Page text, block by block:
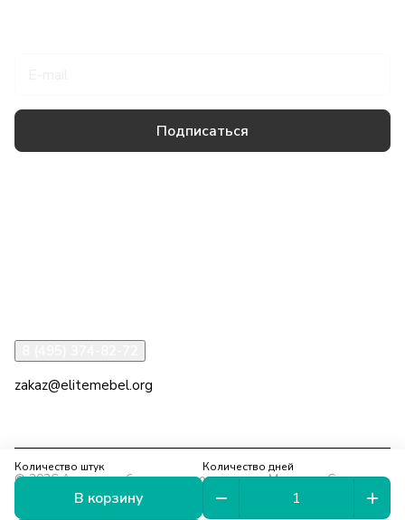
Количество дней
Количество штук
В корзину
Подписаться
zakaz@elitemebel.org
© 2026 Аренда мебели на мероприятия в Москве и Санкт-
Петербурге